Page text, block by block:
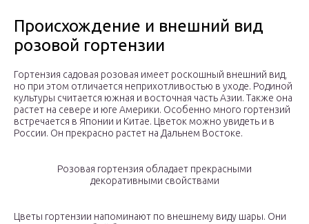
Происхождение и внешний вид
розовой гортензии
Гортензия садовая розовая имеет роскошный внешний вид,
но при этом отличается неприхотливостью в уходе. Родиной
культуры считается южная и восточная часть Азии. Также она
растет на севере и юге Америки. Особенно много гортензий
встречается в Японии и Китае. Цветок можно увидеть и в
России. Он прекрасно растет на Дальнем Востоке.
Розовая гортензия обладает прекрасными
декоративными свойствами
Цветы гортензии напоминают по внешнему виду шары. Они